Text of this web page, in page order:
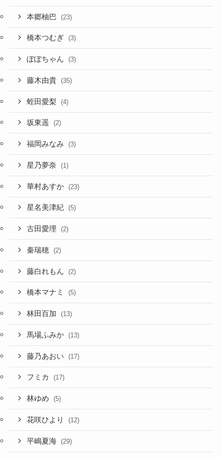
本郷柚巴 (23)
橋本つむぎ (3)
ぽぽちゃん (3)
藤木由貴 (35)
蛭田愛梨 (4)
坂東遥 (2)
福岡みなみ (3)
星乃夢奈 (1)
華村あすか (23)
星名美津紀 (5)
古田愛理 (2)
秦瑞穂 (2)
藤白れもん (2)
橋本マナミ (5)
林田百加 (13)
馬場ふみか (13)
藤乃あおい (17)
フミカ (17)
林ゆめ (5)
花咲ひより (12)
平嶋夏海 (29)